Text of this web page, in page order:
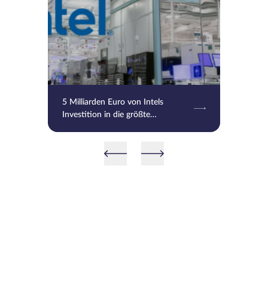
5 Milliarden Euro von Intels
Investition in die größte